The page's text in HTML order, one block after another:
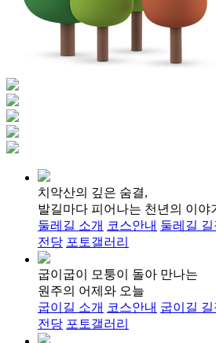
치악산의 깊은 숨결,
발길마다 피어나는 천년의 이야
둘레길 소개 코스안내 둘레길 길
전당 포토갤러리
굽이굽이 모퉁이 돌아 만나는
원주의 어제와 오늘
굽이길 소개 코스안내 굽이길 길
전당 포토갤러리